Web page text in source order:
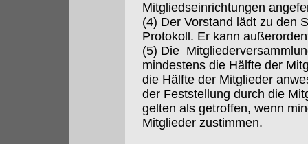
Mitgliedseinrichtungen
(4) Der Vorstand lädt zu den
Protokoll. Er kann
(5) Die
mindestens die Hälfte der
die Hälfte der Mitglieder
der Feststellung durch die
gelten als getroffen, wenn
Mitglieder zustimmen.